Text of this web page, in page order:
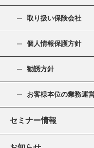
取り扱い保険会社
個人情報保護方針
勧誘方針
お客様本位の業務運
セミナー情報